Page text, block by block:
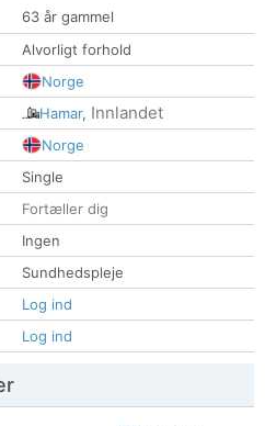
63 år gammel
Alvorligt forhold
Norge
Hamar, Innlandet
Norge
Single
Fortæller dig
Ingen
Sundhedspleje
Log ind
Log ind